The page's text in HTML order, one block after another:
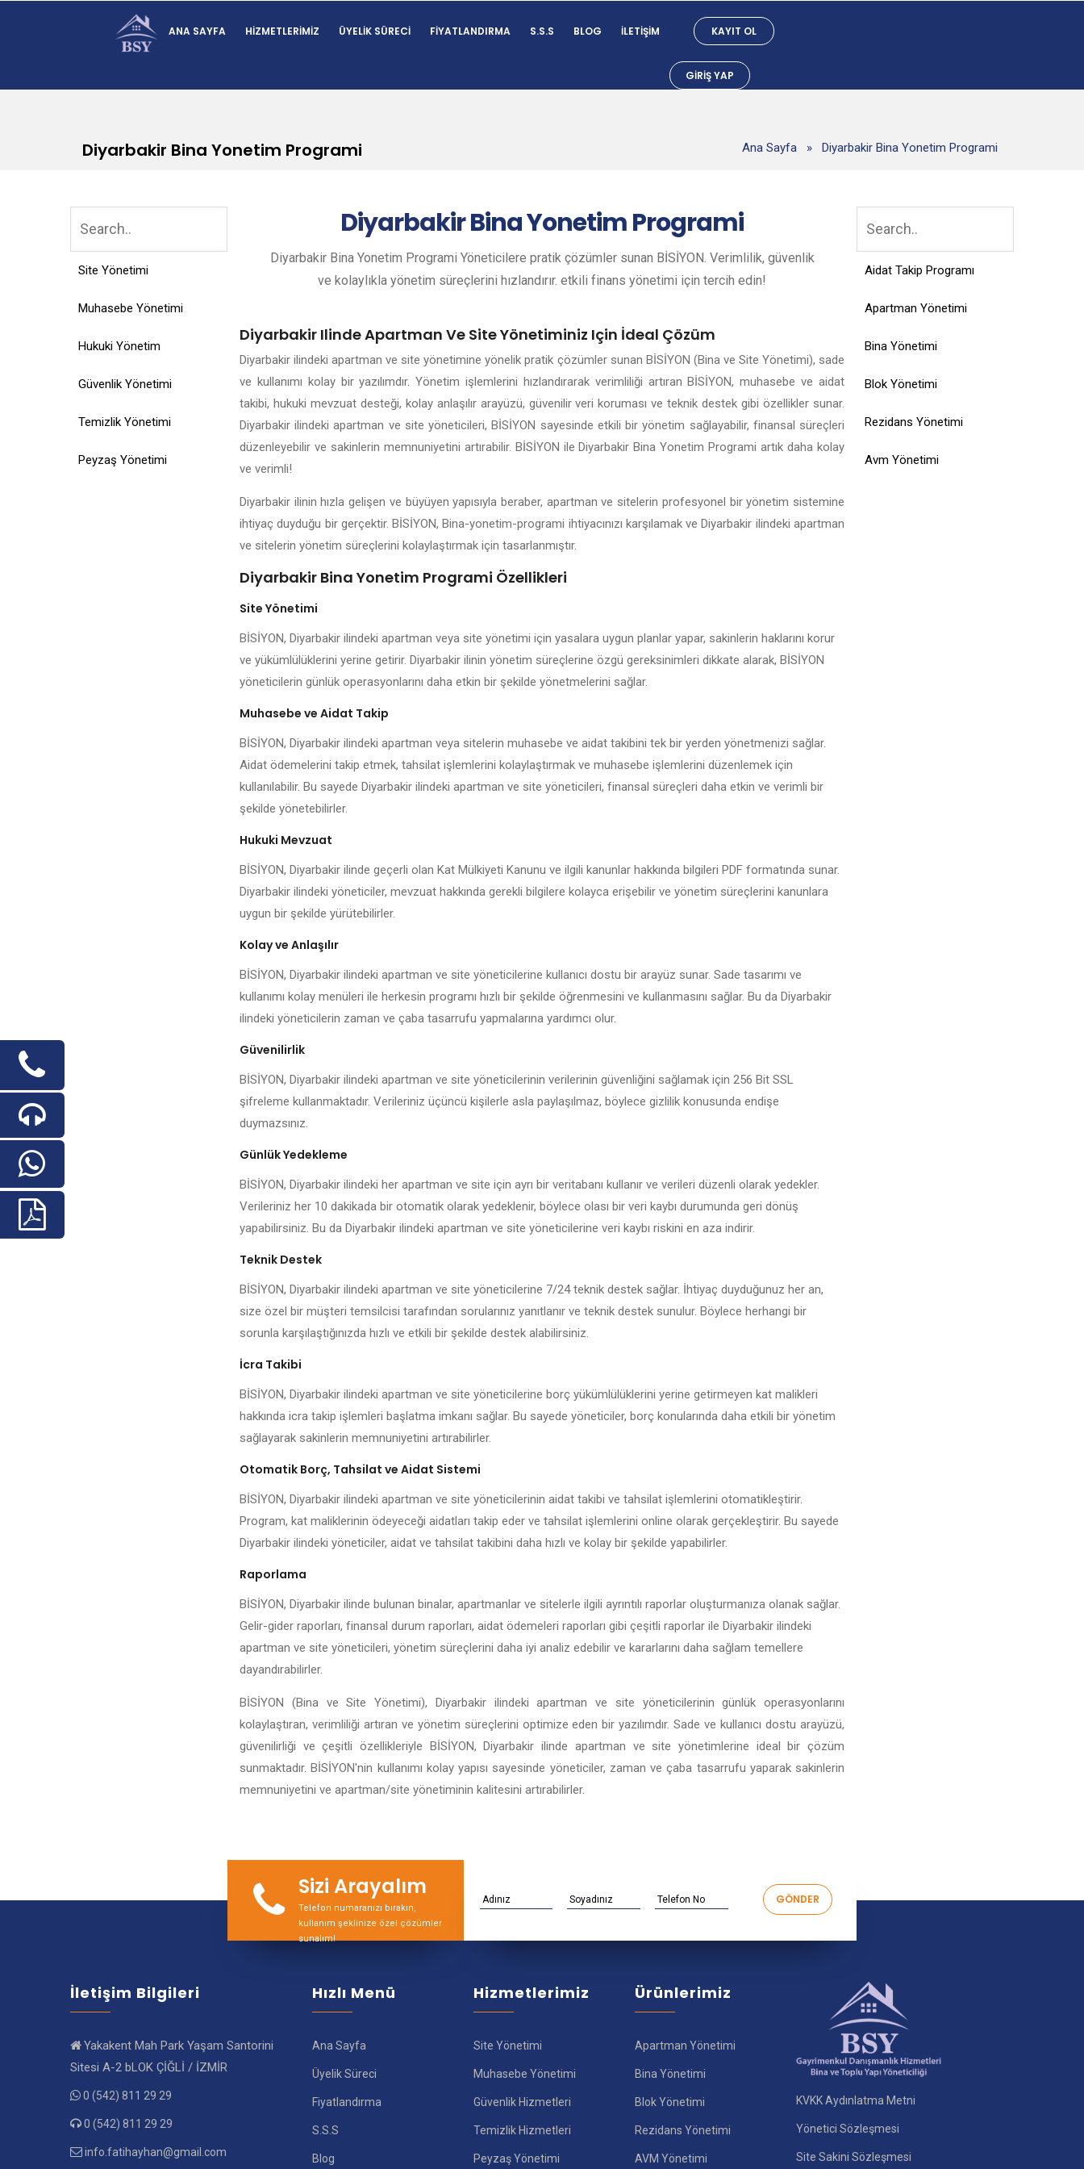
ANA SAYFA HIZMETLERIMIZ ÜYELIK SÜRECI FIYATLANDIRMA S.S.S BLOG İLETIŞIM KAYIT OL
GIRIŞ YAP
Diyarbakir Bina Yonetim Programi Ana Sayfa » Diyarbakir Bina Yonetim Programi
Site Yönetimi
Muhasebe Yönetimi
Hukuki Yönetim
Güvenlik Yönetimi
Temizlik Yönetimi
Peyzaş Yönetimi
DiyarbakirBina Yonetim Programi
Diyarbakir Bina Yonetim Programi Yöneticilere pratik çözümler sunan BİSİYON. Verimlilik, güvenlik
ve kolaylıkla yönetim süreçlerini hızlandırır. etkili finans yönetimi için tercih edin!
Diyarbakir Ilinde Apartman Ve Site Yönetiminiz Için İdeal Çözüm
Diyarbakir ilindeki apartman ve site yönetimine yönelik pratik çözümler sunan BİSİYON (Bina ve Site Yönetimi), sade
ve kullanımı kolay bir yazılımdır. Yönetim işlemlerini hızlandırarak verimliliği artıran BİSİYON, muhasebe ve aidat
takibi, hukuki mevzuat desteği, kolay anlaşılır arayüzü, güvenilir veri koruması ve teknik destek gibi özellikler sunar.
Diyarbakir ilindeki apartman ve site yöneticileri, BİSİYON sayesinde etkili bir yönetim sağlayabilir, finansal süreçleri
düzenleyebilir ve sakinlerin memnuniyetini artırabilir. BİSİYON ile Diyarbakir Bina Yonetim Programi artık daha kolay
ve verimli!
Diyarbakir ilinin hızla gelişen ve büyüyen yapısıyla beraber, apartman ve sitelerin profesyonel bir yönetim sistemine
ihtiyaç duyduğu bir gerçektir. BİSİYON, Bina-yonetim-programi ihtiyacınızı karşılamak ve Diyarbakir ilindeki apartman
ve sitelerin yönetim süreçlerini kolaylaştırmak için tasarlanmıştır.
Diyarbakir Bina Yonetim Programi Özellikleri
Site Yönetimi
BİSİYON, Diyarbakir ilindeki apartman veya site yönetimi için yasalara uygun planlar yapar, sakinlerin haklarını korur
ve yükümlülüklerini yerine getirir. Diyarbakir ilinin yönetim süreçlerine özgü gereksinimleri dikkate alarak, BİSİYON
yöneticilerin günlük operasyonlarını daha etkin bir şekilde yönetmelerini sağlar.
Muhasebe ve Aidat Takip
BİSİYON, Diyarbakir ilindeki apartman veya sitelerin muhasebe ve aidat takibini tek bir yerden yönetmenizi sağlar.
Aidat ödemelerini takip etmek, tahsilat işlemlerini kolaylaştırmak ve muhasebe işlemlerini düzenlemek için
kullanılabilir. Bu sayede Diyarbakir ilindeki apartman ve site yöneticileri, finansal süreçleri daha etkin ve verimli bir
şekilde yönetebilirler.
Hukuki Mevzuat
BİSİYON, Diyarbakir ilinde geçerli olan Kat Mülkiyeti Kanunu ve ilgili kanunlar hakkında bilgileri PDF formatında sunar.
Diyarbakir ilindeki yöneticiler, mevzuat hakkında gerekli bilgilere kolayca erişebilir ve yönetim süreçlerini kanunlara
uygun bir şekilde yürütebilirler.
Kolay ve Anlaşılır
BİSİYON, Diyarbakir ilindeki apartman ve site yöneticilerine kullanıcı dostu bir arayüz sunar. Sade tasarımı ve
kullanımı kolay menüleri ile herkesin programı hızlı bir şekilde öğrenmesini ve kullanmasını sağlar. Bu da Diyarbakir
ilindeki yöneticilerin zaman ve çaba tasarrufu yapmalarına yardımcı olur.
Güvenilirlik
BİSİYON, Diyarbakir ilindeki apartman ve site yöneticilerinin verilerinin güvenliğini sağlamak için 256 Bit SSL
şifreleme kullanmaktadır. Verileriniz üçüncü kişilerle asla paylaşılmaz, böylece gizlilik konusunda endişe
duymazsınız.
Günlük Yedekleme
BİSİYON, Diyarbakir ilindeki her apartman ve site için ayrı bir veritabanı kullanır ve verileri düzenli olarak yedekler.
Verileriniz her 10 dakikada bir otomatik olarak yedeklenir, böylece olası bir veri kaybı durumunda geri dönüş
yapabilirsiniz. Bu da Diyarbakir ilindeki apartman ve site yöneticilerine veri kaybı riskini en aza indirir.
Teknik Destek
BİSİYON, Diyarbakir ilindeki apartman ve site yöneticilerine 7/24 teknik destek sağlar. İhtiyaç duyduğunuz her an,
size özel bir müşteri temsilcisi tarafından sorularınız yanıtlanır ve teknik destek sunulur. Böylece herhangi bir
sorunla karşılaştığınızda hızlı ve etkili bir şekilde destek alabilirsiniz.
İcra Takibi
BİSİYON, Diyarbakir ilindeki apartman ve site yöneticilerine borç yükümlülüklerini yerine getirmeyen kat malikleri
hakkında icra takip işlemleri başlatma imkanı sağlar. Bu sayede yöneticiler, borç konularında daha etkili bir yönetim
sağlayarak sakinlerin memnuniyetini artırabilirler.
Otomatik Borç, Tahsilat ve Aidat Sistemi
BİSİYON, Diyarbakir ilindeki apartman ve site yöneticilerinin aidat takibi ve tahsilat işlemlerini otomatikleştirir.
Program, kat maliklerinin ödeyeceği aidatları takip eder ve tahsilat işlemlerini online olarak gerçekleştirir. Bu sayede
Diyarbakir ilindeki yöneticiler, aidat ve tahsilat takibini daha hızlı ve kolay bir şekilde yapabilirler.
Raporlama
BİSİYON, Diyarbakir ilinde bulunan binalar, apartmanlar ve sitelerle ilgili ayrıntılı raporlar oluşturmanıza olanak sağlar.
Gelir-gider raporları, finansal durum raporları, aidat ödemeleri raporları gibi çeşitli raporlar ile Diyarbakir ilindeki
apartman ve site yöneticileri, yönetim süreçlerini daha iyi analiz edebilir ve kararlarını daha sağlam temellere
dayandırabilirler.
BİSİYON (Bina ve Site Yönetimi), Diyarbakir ilindeki apartman ve site yöneticilerinin günlük operasyonlarını
kolaylaştıran, verimliliği artıran ve yönetim süreçlerini optimize eden bir yazılımdır. Sade ve kullanıcı dostu arayüzü,
güvenilirliği ve çeşitli özellikleriyle BİSİYON, Diyarbakir ilinde apartman ve site yönetimlerine ideal bir çözüm
sunmaktadır. BİSİYON'nin kullanımı kolay yapısı sayesinde yöneticiler, zaman ve çaba tasarrufu yaparak sakinlerin
memnuniyetini ve apartman/site yönetiminin kalitesini artırabilirler.
Aidat Takip Programı
Apartman Yönetimi
Bina Yönetimi
Blok Yönetimi
Rezidans Yönetimi
Avm Yönetimi
Sizi Arayalım
Telefon numaranızı bırakın,
kullanım şeklinize özel çözümler
sunalım!
İletişim Bilgileri
Yakakent Mah Park Yaşam Santorini
Sitesi A-2 bLOK ÇİĞLİ / İZMİR
0 (542) 811 29 29
0 (542) 811 29 29
info.fatihayhan@gmail.com
Hızlı Menü
Ana Sayfa
Üyelik Süreci
Fiyatlandırma
S.S.S
Blog
Hizmetlerimiz
Site Yönetimi
Muhasebe Yönetimi
Güvenlik Hizmetleri
Temizlik Hizmetleri
Peyzaş Yönetimi
Ürünlerimiz
Apartman Yönetimi
Bina Yönetimi
Blok Yönetimi
Rezidans Yönetimi
AVM Yönetimi
KVKK Aydınlatma Metni
Yönetici Sözleşmesi
Site Sakini Sözleşmesi